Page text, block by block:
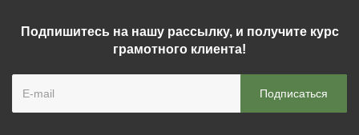
Подпишитесь на нашу рассылку, и получите курс
грамотного клиента!